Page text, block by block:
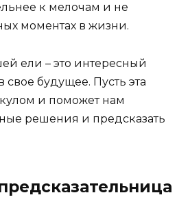
к мелочам и не
моментах в жизни.
ели – это интересный
свое будущее. Пусть эта
и поможет нам
решения и предсказать